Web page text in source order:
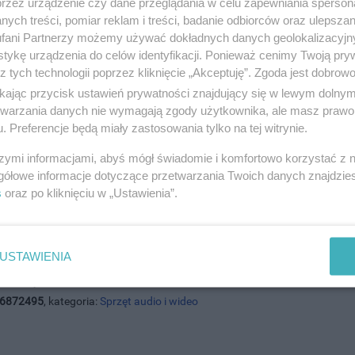
Mini Hi - FI MP3 USB + PILOT
, kategoria: Sprzęt audio i wideo
treści, pomiar reklam i treści, badanie odbiorców oraz
Partnerzy możemy używać dokładnych danych
urządzenia do celów identyfikacji. Ponieważ cenimy Twoją
tych technologii poprzez kliknięcie „Akceptuję”. Zgoda jest
przycisk ustawień prywatności znajdujący się w lewym
danych nie wymagają zgody użytkownika, ale masz
Preferencje będą miały zastosowania tylko na tej witrynie.
informacjami, abyś mógł świadomie i komfortowo korzystać z
informacje dotyczące przetwarzania Twoich danych
oraz po kliknięciu w „Ustawienia”.
USTAWIENIA